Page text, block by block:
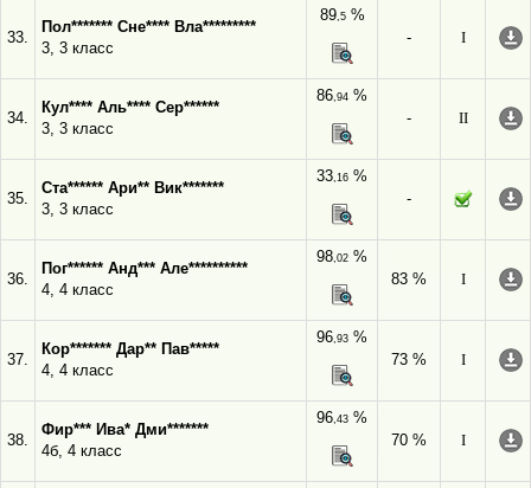
33.
Пол******* Сне**** Вла*********
3, 3 класс
89,5%
-
I
34.
Кул**** Аль**** Сер******
3, 3 класс
86,94 %
-
II
35.
Ста****** Ари** Вик*******
3, 3 класс
33,16 %
-
36.
Пог****** Анд*** Але**********
4, 4 класс
98,02 %
83 %
I
37.
Кор******* Дар** Пав*****
4, 4 класс
96,93 %
73 %
I
38.
Фир*** Ива* Дми*******
4б, 4 класс
96,43 %
70 %
I